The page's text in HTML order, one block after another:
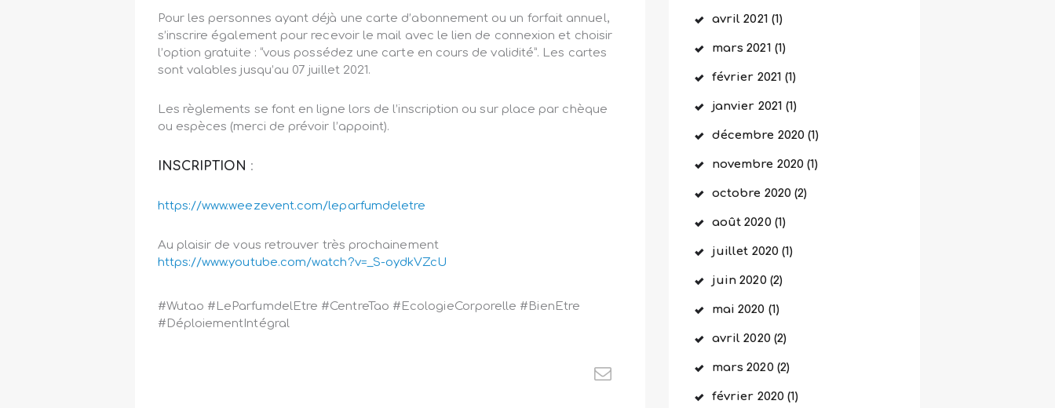
Pour les personnes ayant déjà une carte d’abonnement ou un forfait annuel,
s’inscrire également pour recevoir le mail avec le lien de connexion et choisir
l’option gratuite : “vous possédez une carte en cours de validité”. Les cartes
sont valables jusqu’au 07 juillet 2021.
Les règlements se font en ligne lors de l’inscription ou sur place par chèque
ou espèces (merci de prévoir l’appoint).
INSCRIPTION :
https://www.weezevent.com/leparfumdeletre
Au plaisir de vous retrouver très prochainement
https://www.youtube.com/watch?v=_S-oydkVZcU
#Wutao #LeParfumdelEtre #CentreTao #EcologieCorporelle #BienEtre
#DéploiementIntégral
avril2021 (1)
mars2021 (1)
février 2021 (1)
janvier 2021 (1)
décembre 2020(1)
novembre 2020(1)
octobre 2020(2)
août2020(1)
juillet 2020(1)
juin2020(2)
mai2020 (1)
avril2020(2)
mars2020(2)
février 2020(1)